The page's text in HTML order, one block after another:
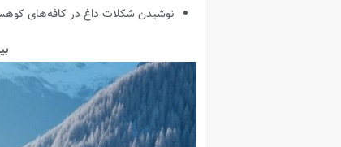
نوشیدن شکلات داغ در کافه‌های